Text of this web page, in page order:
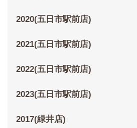
2020(五日市駅前店)
2021(五日市駅前店)
2022(五日市駅前店)
2023(五日市駅前店)
2017(緑井店)